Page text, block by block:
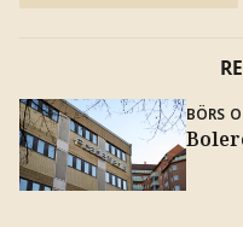
BÖRS